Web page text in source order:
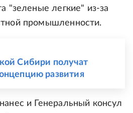
"зеленые легкие" из-за
промышленности.
Сибири получат
развития
и Генеральный консул